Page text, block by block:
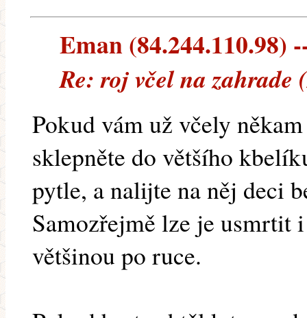
Eman (84.244.110.98)
Re: roj včel na zahrade
Pokud vám už včely
sklepněte do většího
pytle, a nalijte na něj deci
Samozřejmě lze je usmrtit
většinou po ruce.